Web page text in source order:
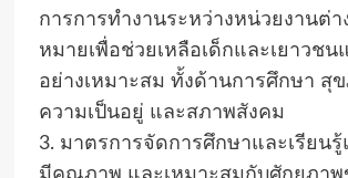
การการทำงานระหว่างหน่วยงานต่า
หมายเพื่อช่วยเหลือเด็กและเยาวชน
อย่างเหมาะสม ทั้งด้านการศึกษา สุ
ความเป็นอยู่ และสภาพสังคม
3. มาตรการจัดการศึกษาและเรียน